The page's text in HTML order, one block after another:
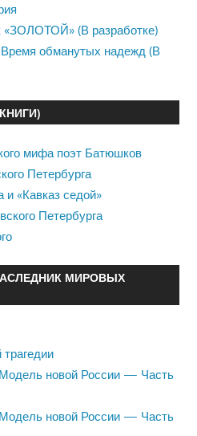
«ЗОЛОТОЙ» (В разработке)
Время обманутых надежд (В
мифа поэт Батюшков
Петербурга
и «Кавказ седой»
Петербурга
МИРОВЫХ
новой России — Часть
новой России — Часть